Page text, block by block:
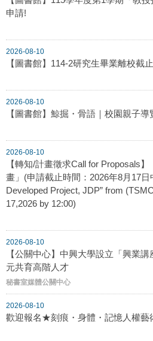
申請!
2026-08-10
【圖書館】114-2研究生畢業離校截
2026-08-10
【圖書館】鯨掘・骨語｜校園親子導
2026-08-10
【轉知/計畫徵求Call for Proposals
畫」(申請截止時間：2026年8月17日
Developed Project, JDP” from
17,2026 by 12:00)
2026-08-10
【公關中心】中興大學設立「興業
元共育高階人才
秘書室媒體公關中心
2026-08-10
歡迎報名★刻痕・身體・記憶人權藝